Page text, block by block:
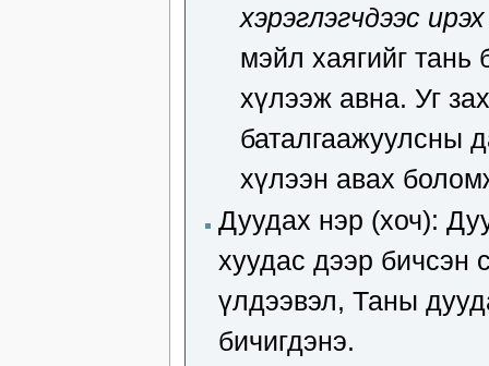
хэрэглэгчдээс
мэйл хаягийг тань
хүлээж авна. Уг
баталгаажуулсны
хүлээн авах
Дуудах нэр (хоч):
хуудас дээр бичсэн
үлдээвэл, Таны
бичигдэнэ.